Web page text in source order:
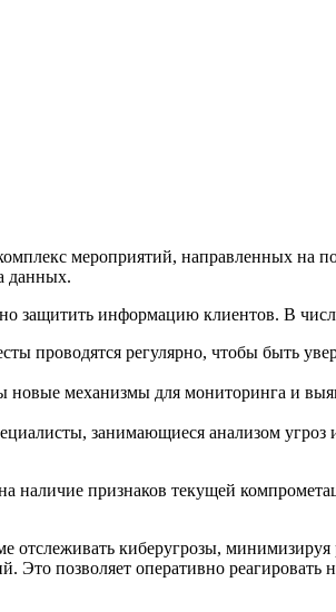
мероприятий, направленных на
данных.
защитить информацию клиентов. В
проводятся регулярно, чтобы быть
новые механизмы для мониторинга и
занимающиеся анализом
наличие признаков текущей
отслеживать киберугрозы,
Это позволяет оперативно